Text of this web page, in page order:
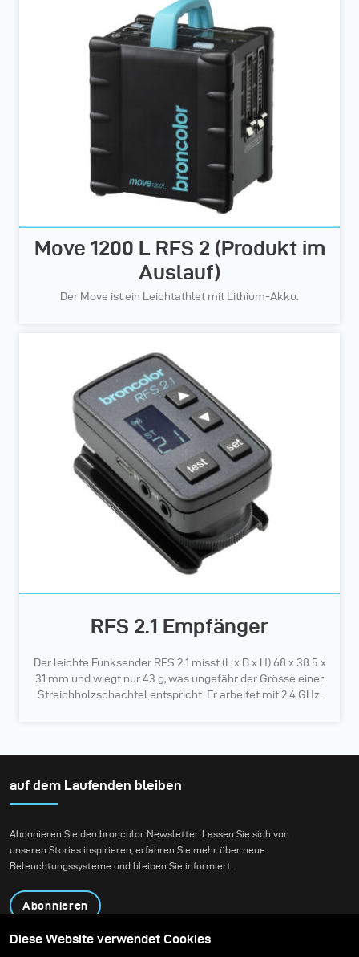
Move 1200 L RFS 2 (Produkt im
Auslauf)
Der Move ist ein Leichtathlet mit Lithium-Akku.
RFS 2.1 Empfänger
Der leichte Funksender RFS 2.1 misst (L x B x H) 68 x 38.5 x
31 mm und wiegt nur 43 g, was ungefähr der Grösse einer
Streichholzschachtel entspricht. Er arbeitet mit 2.4 GHz.
auf dem Laufenden bleiben
Abonnieren Sie den broncolor Newsletter. Lassen Sie sich von
unseren Stories inspirieren, erfahren Sie mehr über neue
Beleuchtungssysteme und bleiben Sie informiert.
Abonnieren
Diese Website verwendet Cookies